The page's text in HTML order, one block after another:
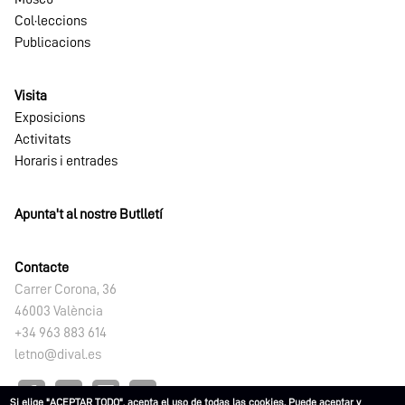
Col·leccions
Publicacions
Visita
Exposicions
Activitats
Horaris i entrades
Apunta't al nostre Butlletí
Contacte
Carrer Corona, 36
46003 València
+34 963 883 614
letno@dival.es
Si elige "ACEPTAR TODO", acepta el uso de todas las cookies. Puede aceptar y